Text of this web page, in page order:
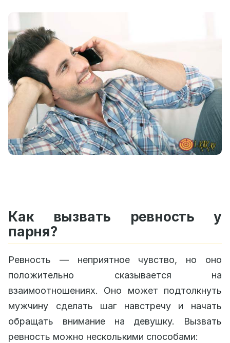
Как вызвать ревность у
парня?
Ревность — неприятное чувство, но оно
положительно сказывается на
взаимоотношениях. Оно может подтолкнуть
мужчину сделать шаг навстречу и начать
обращать внимание на девушку. Вызвать
ревность можно несколькими способами: